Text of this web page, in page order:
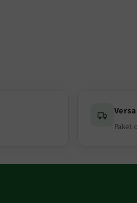
Paket